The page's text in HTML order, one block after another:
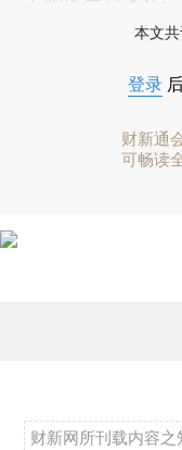
本文
登录
财新通
可畅读
财新网所刊载内容